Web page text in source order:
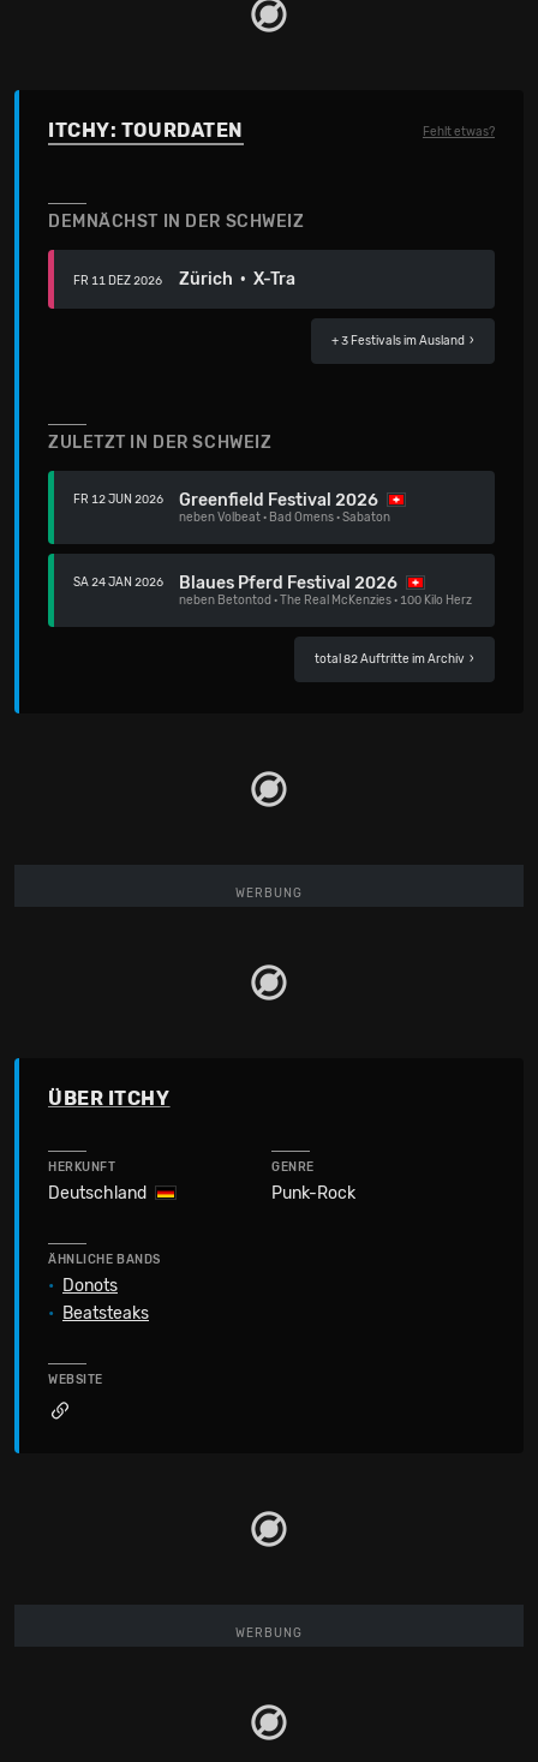
ITCHY: TOURDATEN Fehlt etwas?
DEMNÄCHST IN DER SCHWEIZ
FR 11 DEZ 2026 Zürich · X-Tra
+ 3 Festivalsim Ausland ›
ZULETZT IN DER SCHWEIZ
FR 12 JUN 2026 Greenfield Festival 2026
nebenVolbeat· Bad Omens·Sabaton
SA 24 JAN 2026 Blaues Pferd Festival 2026
neben Betontod ·The Real McKenzies· 100 Kilo Herz
total 82 Auftritte im Archiv ›
WERBUNG
ÜBER ITCHY
HERKUNFT
Deutschland
GENRE
Punk-Rock
ÄHNLICHE BANDS
• Donots
• Beatsteaks
WEBSITE
WERBUNG